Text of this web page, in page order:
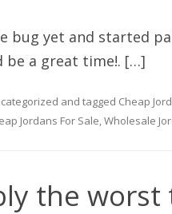
bug yet and started
be a great time!. […]
and tagged Cheap
Jordans For Sale,Wholesale
the worst